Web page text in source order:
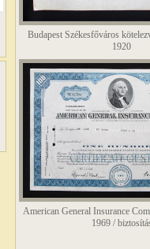
Budapest Székesfőváros
1920
American General Insurance
1969 /